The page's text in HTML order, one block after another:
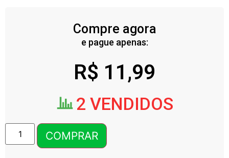
Compre agora
e pague apenas:
R$ 11,99
2 VENDIDOS
COMPRAR